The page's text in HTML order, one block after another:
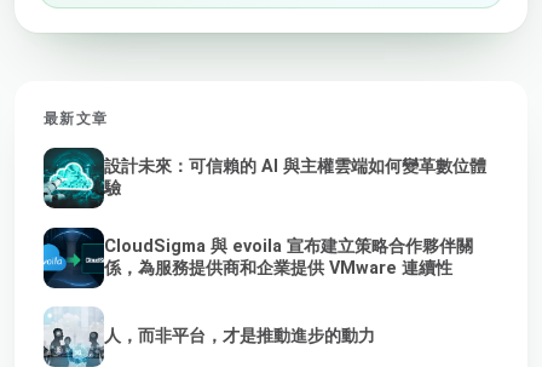
最新文章
設計未來：可信賴的 AI 與主權雲端如何變革數位體
驗
CloudSigma 與 evoila 宣布建立策略合作夥伴關
係，為服務提供商和企業提供 VMware 連續性
人，而非平台，才是推動進步的動力